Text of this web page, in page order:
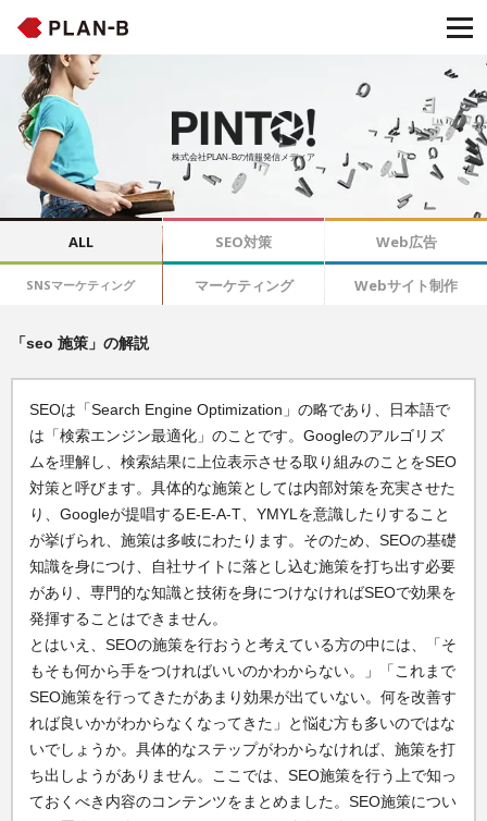
株式会社PLAN-Bの情報発信メディア
ALL SEO対策 Web広告
SNSマーケティング マーケティング Webサイト制作
「seo 施策」の解説
SEOは「Search Engine Optimization」の略であり、日本語で
は「検索エンジン最適化」のことです。Googleのアルゴリズ
ムを理解し、検索結果に上位表示させる取り組みのことをSEO
対策と呼びます。具体的な施策としては内部対策を充実させた
り、Googleが提唱するE-E-A-T、YMYLを意識したりすること
が挙げられ、施策は多岐にわたります。そのため、SEOの基礎
知識を身につけ、自社サイトに落とし込む施策を打ち出す必要
があり、専門的な知識と技術を身につけなければSEOで効果を
発揮することはできません。
とはいえ、SEOの施策を行おうと考えている方の中には、「そ
もそも何から手をつければいいのかわからない。」「これまで
SEO施策を行ってきたがあまり効果が出ていない。何を改善す
れば良いかがわからなくなってきた」と悩む方も多いのではな
いでしょうか。具体的なステップがわからなければ、施策を打
ち出しようがありません。ここでは、SEO施策を行う上で知っ
ておくべき内容のコンテンツをまとめました。SEO施策につい